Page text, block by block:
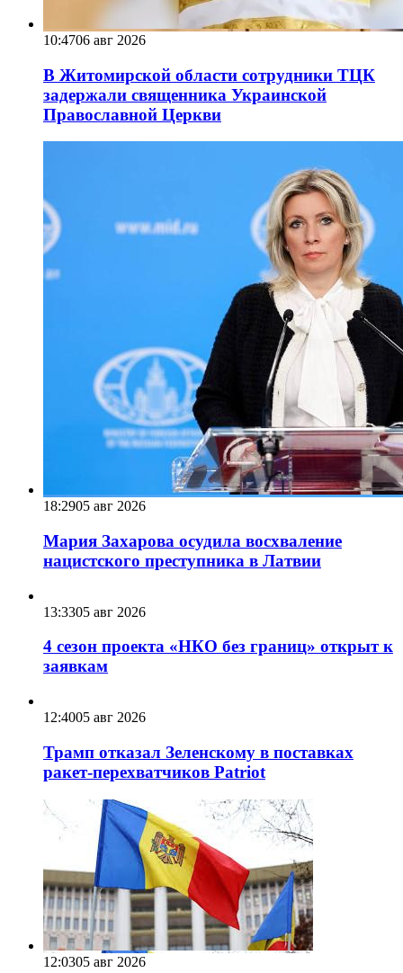
10:4706 авг 2026
В Житомирской области сотрудники ТЦК
задержали священника Украинской
Православной Церкви
18:2905 авг 2026
Мария Захарова осудила восхваление
нацистского преступника в Латвии
13:3305 авг 2026
4 сезон проекта «НКО без границ» открыт к
заявкам
12:4005 авг 2026
Трамп отказал Зеленскому в поставках
ракет-перехватчиков Patriot
12:0305 авг 2026